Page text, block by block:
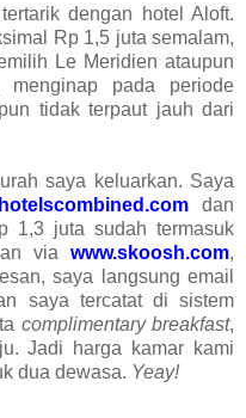
dengan hotel Aloft.
Rp 1,5 juta semalam,
Le Meridien ataupun
pada periode
tidak terpaut jauh dari
saya keluarkan. Saya
dan
1,3 juta sudah termasuk
via www.skoosh.com,
saya langsung email
saya tercatat di sistem
complimentary breakfast,
Jadi harga kamar kami
dua dewasa. Yeay!